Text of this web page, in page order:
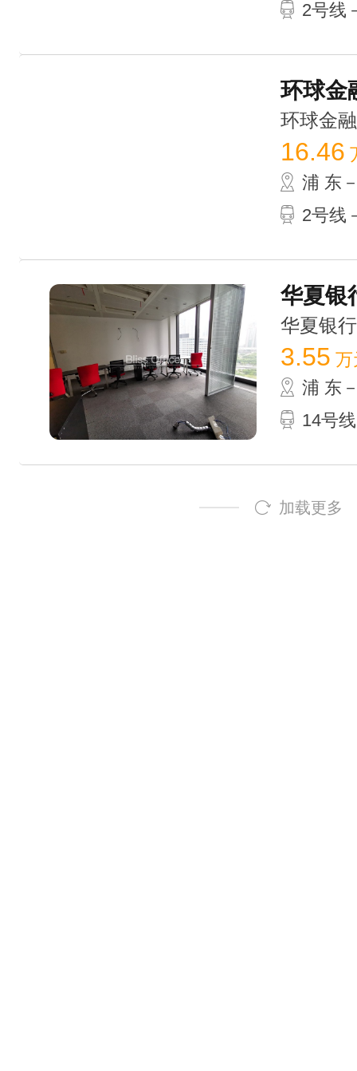
2号线
环球金
环球金
16.46
浦 东
2号线
华夏银
华夏银
3.55 万
浦 东
14号
加载更多